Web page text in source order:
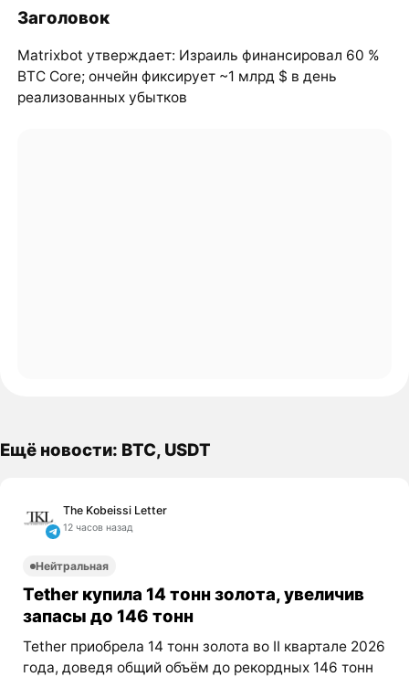
Заголовок
Matrixbot утверждает: Израиль финансировал 60 %
BTC Core; ончейн фиксирует ~1 млрд $ в день
реализованных убытков
Ещё новости: BTC, USDT
The Kobeissi Letter
12 часов назад
Нейтральная
Tether купила 14 тонн золота, увеличив
запасы до 146 тонн
Tether приобрела 14 тонн золота во II квартале 2026
года, доведя общий объём до рекордных 146 тонн